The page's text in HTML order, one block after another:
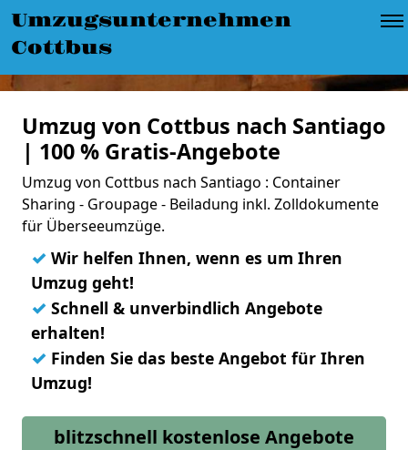
Umzugsunternehmen
Cottbus
Umzug von Cottbus nach Santiago
| 100 % Gratis-Angebote
Umzug von Cottbus nach Santiago : Container
Sharing - Groupage - Beiladung inkl. Zolldokumente
für Überseeumzüge.
✓ Wir helfen Ihnen, wenn es um Ihren
Umzug geht!
✓ Schnell & unverbindlich Angebote
erhalten!
✓ Finden Sie das beste Angebot für Ihren
Umzug!
blitzschnell kostenlose Angebote